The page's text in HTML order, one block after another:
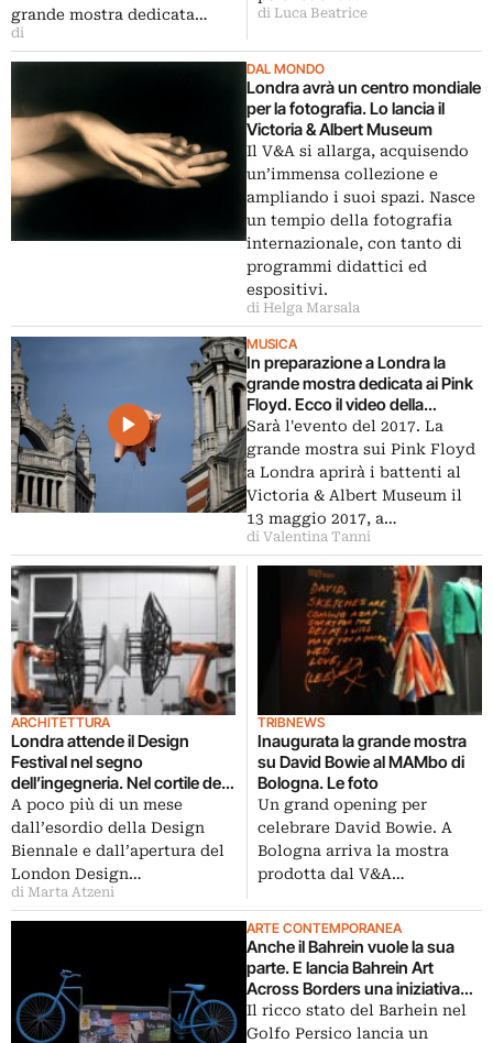
grande mostra dedicata…
di
di Luca Beatrice
DAL MONDO
Londra avrà un centro mondiale
per la fotografia. Lo lancia il
Victoria & Albert Museum
Il V&A si allarga, acquisendo
un’immensa collezione e
ampliando i suoi spazi. Nasce
un tempio della fotografia
internazionale, con tanto di
programmi didattici ed
espositivi.
di Helga Marsala
MUSICA
In preparazione a Londra la
grande mostra dedicata ai Pink
Floyd. Ecco il video della
presentazione
Sarà l'evento del 2017. La
grande mostra sui Pink Floyd
a Londra aprirà i battenti al
Victoria & Albert Museum il
13 maggio 2017, a…
di Valentina Tanni
ARCHITETTURA
Londra attende il Design
Festival nel segno
dell’ingegneria. Nel cortile del
V&A un padiglione ispirato al
guscio degli insetti
A poco più di un mese
dall’esordio della Design
Biennale e dall’apertura del
London Design…
di Marta Atzeni
TRIBNEWS
Inaugurata la grande mostra
su David Bowie al MAMbo di
Bologna. Le foto
Un grand opening per
celebrare David Bowie. A
Bologna arriva la mostra
prodotta dal V&A…
ARTE CONTEMPORANEA
Anche il Bahrein vuole la sua
parte. E lancia Bahrein Art
Across Borders una iniziativa
per portare gli artisti del Regno
in mostra in tutto il mondo
Il ricco stato del Barhein nel
Golfo Persico lancia un